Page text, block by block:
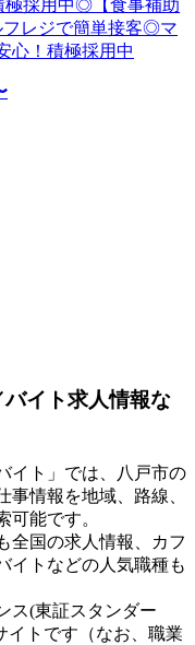
極採用中◎【食事補助
フレジで簡単接客◎マ
心！積極採用中
イト求人情報な
イト」では、八戸市の
情報を地域、路線、
可能です。
全国の求人情報、カフ
イトなどの人気職種も
ス(東証スタンダー
イトです（なお、職業